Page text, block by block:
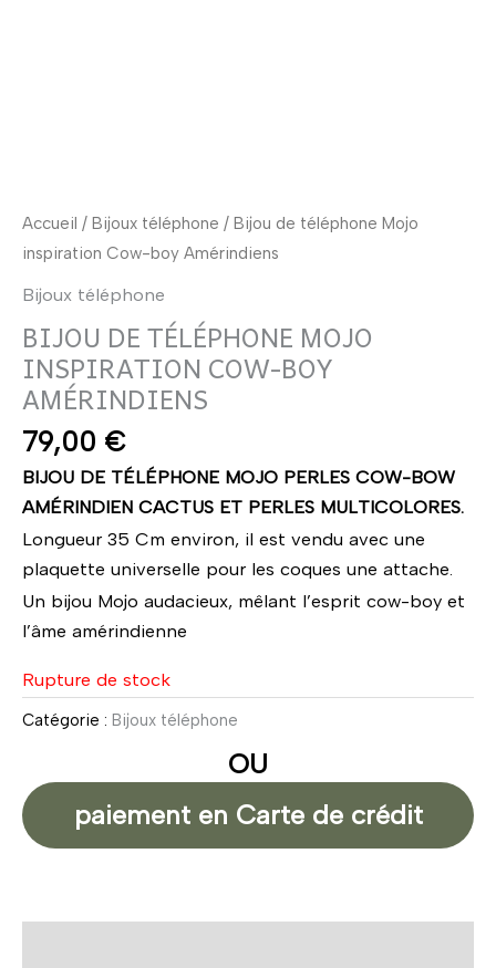
Accueil / Bijoux téléphone / Bijou de téléphone Mojo
inspiration Cow-boy Amérindiens
Bijoux téléphone
BIJOU DE TÉLÉPHONE MOJO
INSPIRATION COW-BOY
AMÉRINDIENS
79,00 €
BIJOU DE TÉLÉPHONE MOJO PERLES COW-BOW
AMÉRINDIEN CACTUS ET PERLES MULTICOLORES.
Longueur 35 Cm environ, il est vendu avec une
plaquette universelle pour les coques une attache.
Un bijou Mojo audacieux, mêlant l’esprit cow-boy et
l’âme amérindienne
Rupture de stock
Catégorie : Bijoux téléphone
OU
paiement en Carte de crédit